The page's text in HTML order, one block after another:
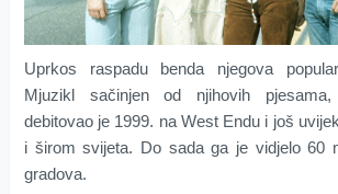
Uprkos raspadu benda njegova
Mjuzikl sačinjen od njihovih pjesama,
debitovao je 1999. na West Endu i još
i širom svijeta. Do sada ga je vidjelo 60
gradova.